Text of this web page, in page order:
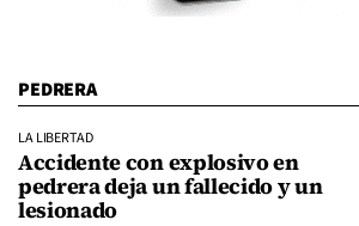
PEDRERA
LA LIBERTAD
Accidente con explosivo en
pedrera deja un fallecido y un
lesionado